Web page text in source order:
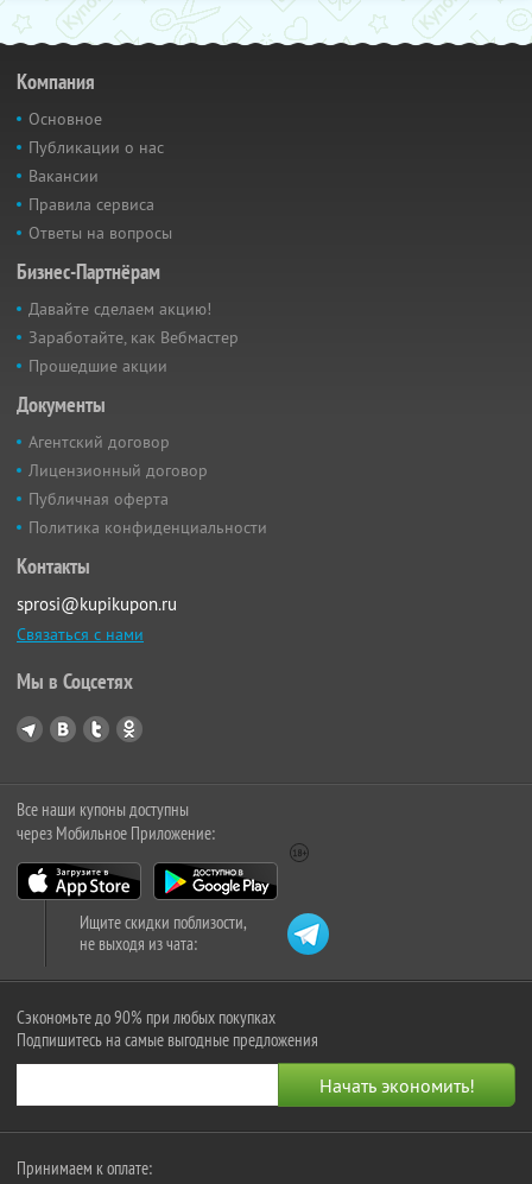
Компания
Основное
Публикации о нас
Вакансии
Правила сервиса
Ответы на вопросы
Бизнес-Партнёрам
Давайте сделаем акцию!
Заработайте, как Вебмастер
Прошедшие акции
Документы
Агентский договор
Лицензионный договор
Публичная оферта
Политика конфиденциальности
Контакты
sprosi@kupikupon.ru
Связаться с нами
Мы в Соцсетях
Все наши купоны доступны
через Мобильное Приложение:
Ищите скидки поблизости,
не выходя из чата:
Сэкономьте до 90% при любых покупках
Подпишитесь на самые выгодные предложения
Принимаем к оплате: